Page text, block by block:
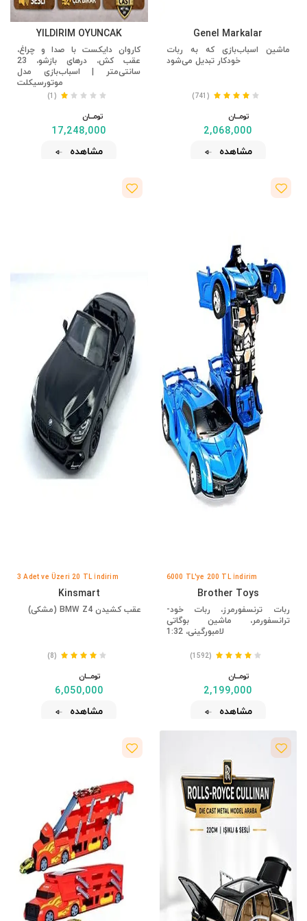
Genel Markalar
ماشین اسباب‌بازی که به ربات
خودکار تبدیل می‌شود
(741)
تومــــــان
2,068,000
مشاهده
YILDIRIM OYUNCAK
کاروان دایکست با صدا و چراغ،
عقب کش، درهای بازشو، 23
سانتی‌متر | اسباب‌بازی مدل
موتورسیکلت
(1)
تومــــــان
17,248,000
مشاهده
6000 TL'ye 200 TL İndirim
Brother Toys
ربات ترنسفورمرز، ربات خود-
ترانسفورمر، ماشین بوگاتی
لامبورگینی، 1:32
(1592)
تومــــــان
2,199,000
مشاهده
3 Adet ve Üzeri 20 TL İndirim
Kinsmart
عقب کشیدن BMW Z4 (مشکی)
(8)
تومــــــان
6,050,000
مشاهده